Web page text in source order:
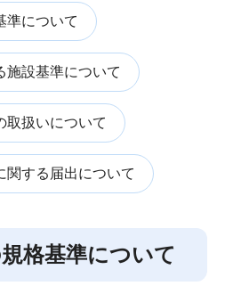
準について
施設基準について
取扱いについて
関する届出について
格基準について